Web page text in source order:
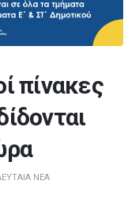
πίνακες
ΝΈΑ